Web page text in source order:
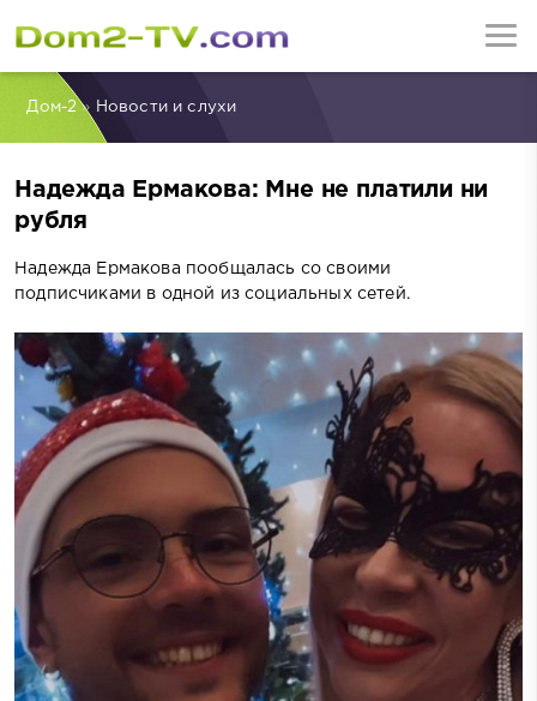
Дом-2» Новости и слухи
Надежда Ермакова: Мне не платили ни
рубля
Надежда Ермакова пообщалась со своими
подписчиками в одной из социальных сетей.